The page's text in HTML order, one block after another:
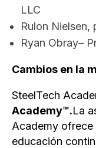
LLC
Rulon Nielsen,
Ryan Obray–
Cambios en la
SteelTech
Academy™.La
Academy
educación